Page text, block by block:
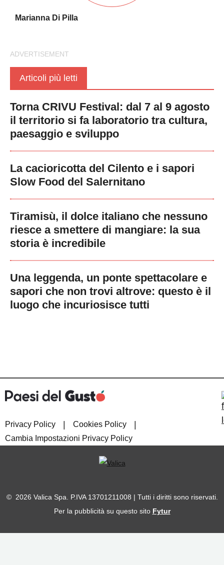
Marianna Di Pilla
Articoli più letti
Torna CRIVU Festival: dal 7 al 9 agosto
il territorio si fa laboratorio tra cultura,
paesaggio e sviluppo
La cacioricotta del Cilento e i sapori
Slow Food del Salernitano
Tiramisù, il dolce italiano che nessuno
riesce a smettere di mangiare: la sua
storia è incredibile
Una leggenda, un ponte spettacolare e
sapori che non trovi altrove: questo è il
luogo che incuriosisce tutti
Privacy Policy | Cookies Policy |
Cambia Impostazioni Privacy Policy
© 2026 Valica Spa. P.IVA 13701211008 | Tutti i diritti sono riservati.
Per la pubblicità su questo sito Fytur